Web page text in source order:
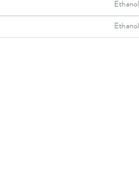
Ethanol
Ethanol